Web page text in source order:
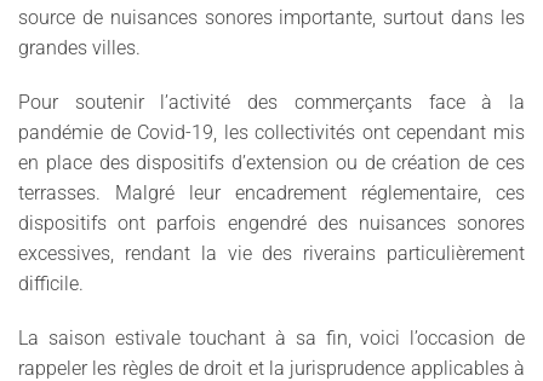
source de nuisances sonores importante, surtout dans les
grandes villes.
Pour soutenir l’activité des commerçants face à la
pandémie de Covid-19, les collectivités ont cependant mis
en place des dispositifs d’extension ou de création de ces
terrasses. Malgré leur encadrement réglementaire, ces
dispositifs ont parfois engendré des nuisances sonores
excessives, rendant la vie des riverains particulièrement
difficile.
La saison estivale touchant à sa fin, voici l’occasion de
rappeler les règles de droit et la jurisprudence applicables à